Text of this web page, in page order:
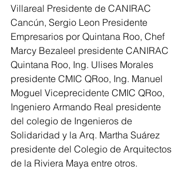
Villareal Presidente de CANIRAC
Cancún, Sergio Leon Presidente
Empresarios por Quintana Roo, Chef
Marcy Bezaleel presidente CANIRAC
Quintana Roo, Ing. Ulises Morales
presidente CMIC QRoo, Ing. Manuel
Moguel Viceprecidente CMIC QRoo,
Ingeniero Armando Real presidente
del colegio de Ingenieros de
Solidaridad y la Arq. Martha Suárez
presidente del Colegio de Arquitectos
de la Riviera Maya entre otros.